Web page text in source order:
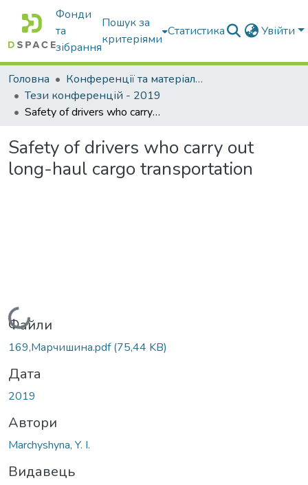
Фонди
та
зібрання
Пошук за
критеріями
Статистика Увійти
Головна
Конференції та матеріали конференцій
Тези конференцій - 2019
Safety of drivers who carry out long-haul cargo transportation
Safety of drivers who carry out
long-haul cargo transportation
Вантажиться...
Файли
169,Марчишина.pdf(75,44 KB)
Дата
2019
Автори
Marchyshyna, Y. I.
Видавець